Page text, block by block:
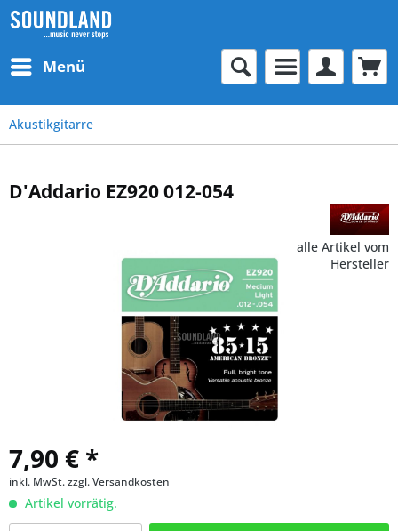
Menü
Akustikgitarre
D'Addario EZ920 012-054
alle Artikel vom
Hersteller
7,90 € *
inkl. MwSt.zzgl. Versandkosten
Artikel vorrätig.